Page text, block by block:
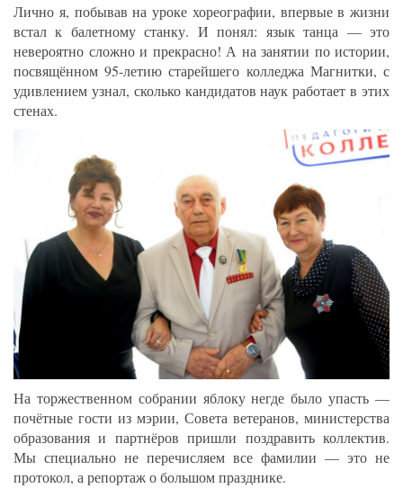
Лично я, побывав на уроке хореографии, впервые в жизни
встал к балетному станку. И понял: язык танца — это
невероятно сложно и прекрасно! А на занятии по истории,
посвящённом 95-летию старейшего колледжа Магнитки, с
удивлением узнал, сколько кандидатов наук работает в этих
стенах.
На торжественном собрании яблоку негде было упасть —
почётные гости из мэрии, Совета ветеранов, министерства
образования и партнёров пришли поздравить коллектив.
Мы специально не перечисляем все фамилии — это не
протокол, а репортаж о большом празднике.